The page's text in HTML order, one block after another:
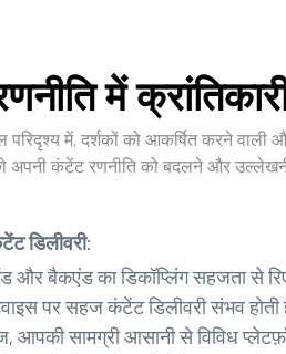
में
में, दर्शकों को आकर्षित करने वाली
अपनी कंटेंट रणनीति को बदलने और
डिलीवरी:
और बैकएंड का डिकॉप्लिंग सहजता से
पर सहज कंटेंट डिलीवरी संभव होती
आपकी सामग्री आसानी से विविध